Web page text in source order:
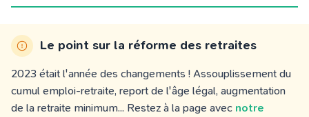
Le point sur la réforme des retraites
2023 était l'année des changements ! Assouplissement du
cumul emploi-retraite, report de l'âge légal, augmentation
de la retraite minimum... Restez à la page avec notre